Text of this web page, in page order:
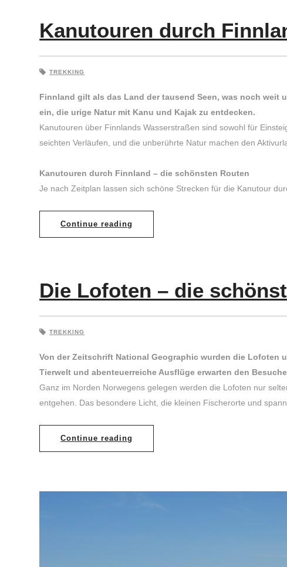
Kanutouren durch
TREKKING
Finnland gilt als das Land der tausend Seen, was noch weit
ein, die urige Natur mit Kanu und Kajak zu entdecken.
Kanutouren über Finnlands Wasserstraßen sind sowohl für
seichten Verläufen, und die unberührte Natur machen den
Kanutouren durch Finnland – die schönsten Routen
Je nach Zeitplan lassen sich schöne Strecken für die Kanutour
Continue reading
Die Lofoten – die
TREKKING
Von der Zeitschrift National Geographic wurden die Lofoten
Tierwelt und abenteuerreiche Ausflüge erwarten den
Ganz im Norden Norwegens gelegen werden die Lofoten nur
entgehen. Das besondere Licht, die kleinen Fischerorte und
Continue reading